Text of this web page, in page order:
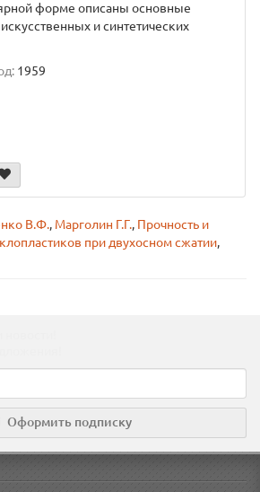
форме описаны основные
и синтетических
1959
В.Ф., Марголин Г.Г., Прочность и
при двухосном сжатии,
Оформить подписку